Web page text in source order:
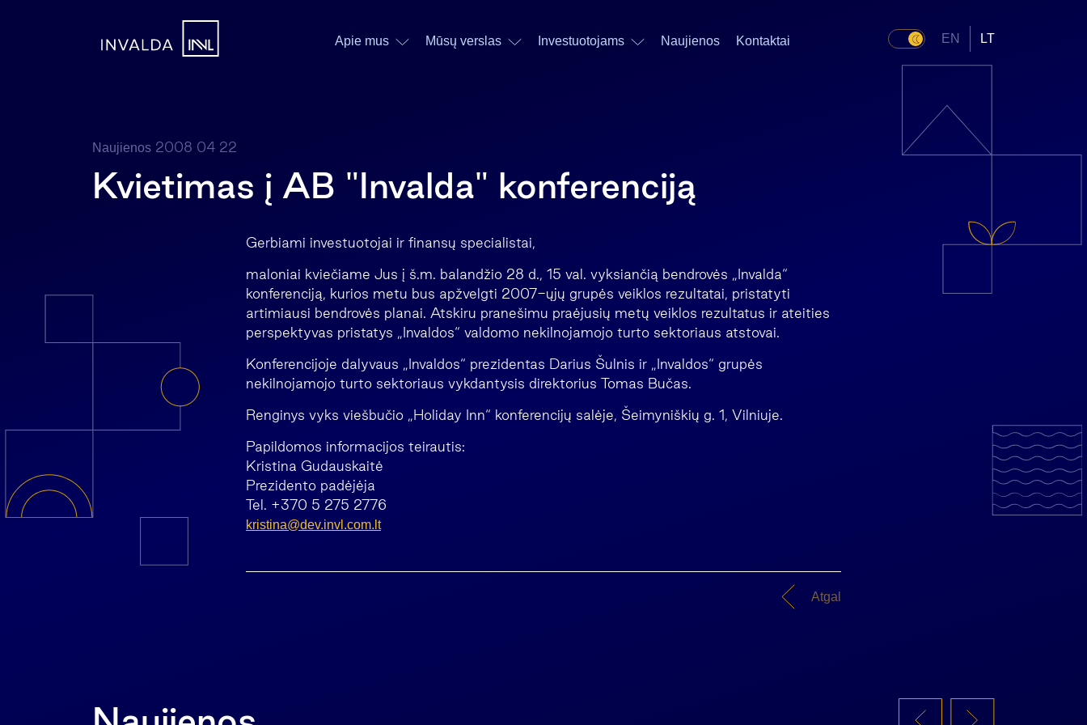
Apie mus Mūsų verslas Investuotojams Naujienos Kontaktai EN LT
Naujienos 2008 04 22
Kvietimas į AB "Invalda" konferenciją
Gerbiami investuotojai ir finansų specialistai,
maloniai kviečiame Jus į š.m. balandžio 28 d., 15 val. vyksiančią bendrovės „Invalda“
konferenciją, kurios metu bus apžvelgti 2007-ųjų grupės veiklos rezultatai, pristatyti
artimiausi bendrovės planai. Atskiru pranešimu praėjusių metų veiklos rezultatus ir ateities
perspektyvas pristatys „Invaldos“ valdomo nekilnojamojo turto sektoriaus atstovai.
Konferencijoje dalyvaus „Invaldos“ prezidentas Darius Šulnis ir „Invaldos“ grupės
nekilnojamojo turto sektoriaus vykdantysis direktorius Tomas Bučas.
Renginys vyks viešbučio „Holiday Inn“ konferencijų salėje, Šeimyniškių g. 1, Vilniuje.
Papildomos informacijos teirautis:
Kristina Gudauskaitė
Prezidento padėjėja
Tel. +370 5 275 2776
kristina@dev.invl.com.lt
Atgal